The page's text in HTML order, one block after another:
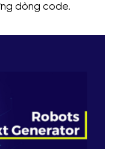
dòng code.